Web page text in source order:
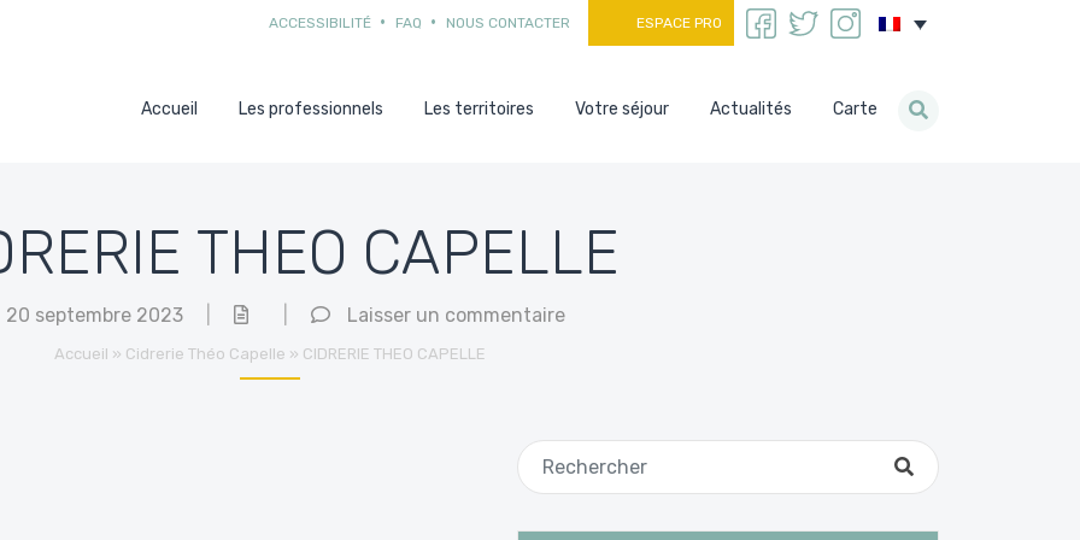
ACCESSIBILITÉ FAQ NOUS CONTACTER ESPACE PRO
Accueil Les professionnels Les territoires Votre séjour Actualités Carte
THEO CAPELLE
20 septembre 2023 Laisser un commentaire
Accueil » Cidrerie Théo Capelle » CIDRERIE THEO CAPELLE